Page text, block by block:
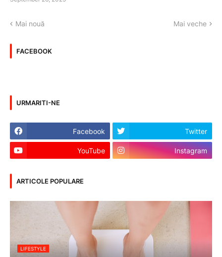
Mai nouă Mai veche
FACEBOOK
URMARITI-NE
Facebook Twitter
YouTube Instagram
ARTICOLE POPULARE
LIFESTYLE